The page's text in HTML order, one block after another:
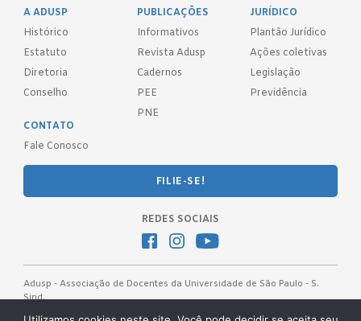
A ADUSP
Histórico
Estatuto
Diretoria
Conselho
PUBLICAÇÕES
Informativos
Revista Adusp
Cadernos
PEE
PNE
JURÍDICO
Plantão Jurídico
Ações coletivas
Legislação
Previdência
CONTATO
Fale Conosco
FILIE-SE!
REDES SOCIAIS
Adusp - Associação de Docentes da Universidade de São Paulo - S.
Sind.
Av. Prof. Almeida Prado, 1366 - São Paulo, SP - CEP 05508-070